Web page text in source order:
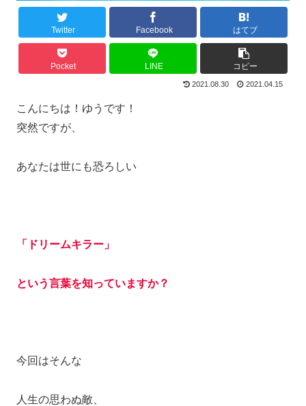
Twitter Facebook はてブ
Pocket LINE コピー
2021.08.30 2021.04.15
こんにちは！ゆうです！
突然ですが、
あなたは世にも恐ろしい
「ドリームキラー」
という言葉を知っていますか？
今回はそんな
人生の思わぬ敵、